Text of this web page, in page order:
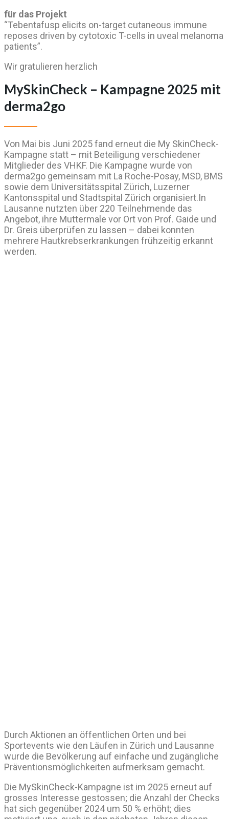
für das Projekt
“Tebentafusp elicits on-target cutaneous immune
reposes driven by cytotoxic T-cells in uveal melanoma
patients”.
Wir gratulieren herzlich
MySkinCheck – Kampagne 2025 mit
derma2go
Von Mai bis Juni 2025 fand erneut die My SkinCheck-
Kampagne statt – mit Beteiligung verschiedener
Mitglieder des VHKF. Die Kampagne wurde von
derma2go gemeinsam mit La Roche-Posay, MSD, BMS
sowie dem Universitätsspital Zürich, Luzerner
Kantonsspital und Stadtspital Zürich organisiert.In
Lausanne nutzten über 220 Teilnehmende das
Angebot, ihre Muttermale vor Ort von Prof. Gaide und
Dr. Greis überprüfen zu lassen – dabei konnten
mehrere Hautkrebserkrankungen frühzeitig erkannt
werden.
Durch Aktionen an öffentlichen Orten und bei
Sportevents wie den Läufen in Zürich und Lausanne
wurde die Bevölkerung auf einfache und zugängliche
Präventionsmöglichkeiten aufmerksam gemacht.
Die MySkinCheck-Kampagne ist im 2025 erneut auf
grosses Interesse gestossen; die Anzahl der Checks
hat sich gegenüber 2024 um 50 % erhöht; dies